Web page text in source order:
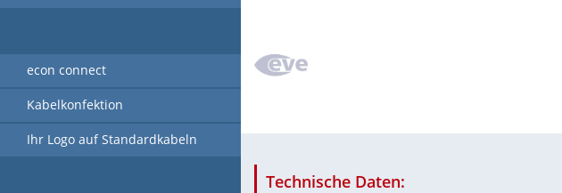
Technische Daten:
econ connect
Kabelkonfektion
Ihr Logo auf Standardkabeln